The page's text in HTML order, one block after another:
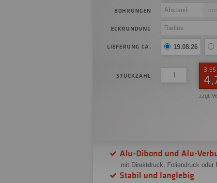
BOHRUNGEN
ECKRUNDUNG
LIEFERUNG CA. 19.08.26
STÜCKZAHL
zzgl.
Alu-Dibond und Alu-
mit Direktdruck, Foliendruck oder
Stabil und langlebig